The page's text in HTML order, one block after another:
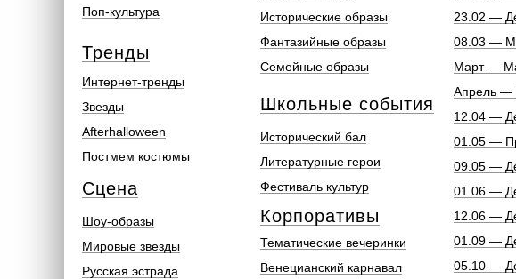
Поп-культура
Тренды
Интернет-тренды
Звезды
Afterhalloween
Постмем костюмы
Сцена
Шоу-образы
Мировые звезды
Русская эстрада
Исторические образы
Фантазийные образы
Семейные образы
Школьные события
Исторический бал
Литературные герои
Фестиваль культур
Корпоративы
Тематические вечеринки
Венецианский карнавал
23.02 —
08.03 —
Март —
Апрель —
12.04 —
01.05 —
09.05 —
01.06 —
12.06 —
01.09 —
05.10 —